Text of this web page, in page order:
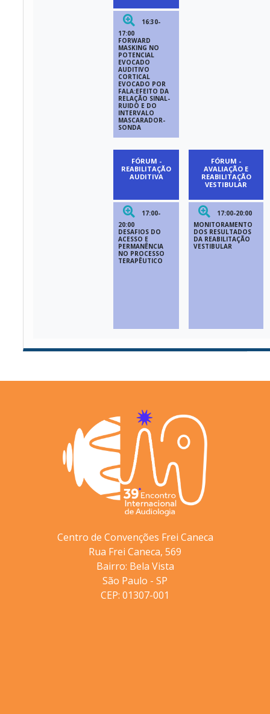
16:30-
17:00
FORWARD
MASKING NO
POTENCIAL
EVOCADO
AUDITIVO
CORTICAL
EVOCADO POR
FALA:EFEITO DA
RELAÇÃO SINAL-
RUIDO E DO
INTERVALO
MASCARADOR-
SONDA
FÓRUM -
REABILITAÇÃO
AUDITIVA
17:00-
20:00
DESAFIOS DO
ACESSO E
PERMANÊNCIA
NO PROCESSO
TERAPÊUTICO
FÓRUM -
AVALIAÇÃO E
REABILITAÇÃO
VESTIBULAR
17:00-20:00
MONITORAMENTO
DOS RESULTADOS
DA REABILITAÇÃO
VESTIBULAR
Centro de Convenções Frei Caneca
Rua Frei Caneca, 569
Bairro: Bela Vista
São Paulo - SP
CEP: 01307-001